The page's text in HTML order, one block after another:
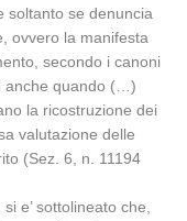
soltanto se denuncia
ovvero la manifesta
secondo i canoni
anche quando (…)
la ricostruzione dei
valutazione delle
(Sez. 6, n. 11194
e’ sottolineato che,